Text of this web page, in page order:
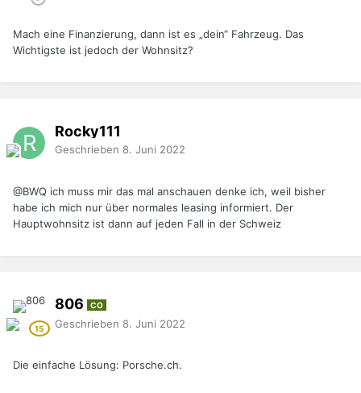
Mach eine Finanzierung, dann ist es „dein“ Fahrzeug. Das
Wichtigste ist jedoch der Wohnsitz?
Rocky111
Geschrieben 8. Juni 2022
@BWQ ich muss mir das mal anschauen denke ich, weil bisher
habe ich mich nur über normales leasing informiert. Der
Hauptwohnsitz ist dann auf jeden Fall in der Schweiz
806 CO
Geschrieben 8. Juni 2022
Die einfache Lösung: Porsche.ch.